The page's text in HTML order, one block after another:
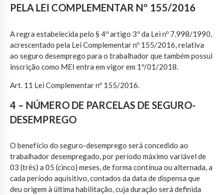
PELA LEI COMPLEMENTAR Nº 155/2016
A regra estabelecida pelo § 4º artigo 3º da Lei nº 7.998/1990,
acrescentado pela Lei Complementar nº 155/2016, relativa
ao seguro desemprego para o trabalhador que também possui
inscrição como MEI entra em vigor em 1º/01/2018.
Art. 11 Lei Complementar nº 155/2016.
4 – NÚMERO DE PARCELAS DE SEGURO-
DESEMPREGO
O benefício do seguro-desemprego será concedido ao
trabalhador desempregado, por período máximo variável de
03 (três) a 05 (cinco) meses, de forma contínua ou alternada, a
cada período aquisitivo, contados da data de dispensa que
deu origem à última habilitação, cuja duração será definida